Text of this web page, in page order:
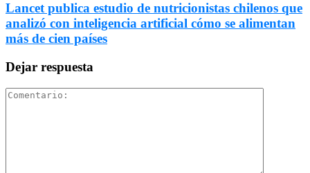
Lancet publica estudio de nutricionistas chilenos que
analizó con inteligencia artificial cómo se alimentan
más de cien países
Dejar respuesta